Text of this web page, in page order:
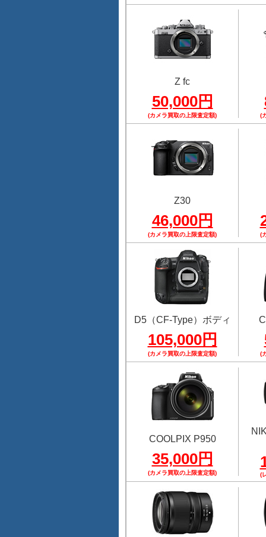
Z fc
50,000円
(カメラ買取の上限査定額) (
Z30
46,000円
(カメラ買取の上限査定額) (
D5（CF-Type）ボディ
105,000円
(カメラ買取の上限査定額) (
COOLPIX P950
35,000円
(カメラ買取の上限査定額) (